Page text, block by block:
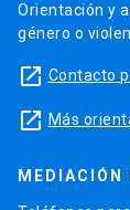
Orientación y
género o
launch Contacto
launch Más
MEDIACIÓN